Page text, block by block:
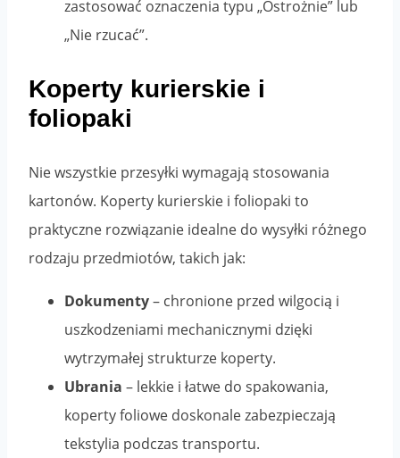
zastosować oznaczenia typu „Ostrożnie” lub
„Nie rzucać”.
Koperty kurierskie i
foliopaki
Nie wszystkie przesyłki wymagają stosowania
kartonów. Koperty kurierskie i foliopaki to
praktyczne rozwiązanie idealne do wysyłki różnego
rodzaju przedmiotów, takich jak:
Dokumenty– chronione przed wilgocią i
uszkodzeniami mechanicznymi dzięki
wytrzymałej strukturze koperty.
Ubrania – lekkie i łatwe do spakowania,
koperty foliowe doskonale zabezpieczają
tekstylia podczas transportu.